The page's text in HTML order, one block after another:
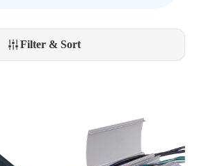
Filter & Sort